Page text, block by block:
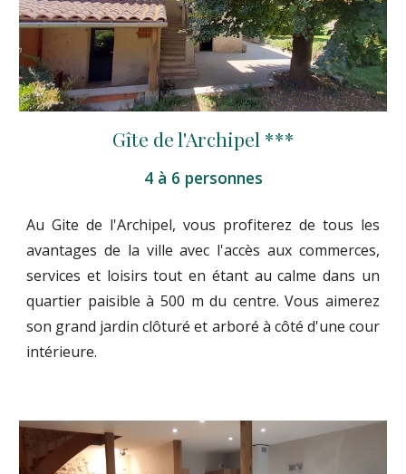
Gîte de l'Archipel ***
4 à 6 personnes
Au Gite de l'Archipel, vous profiterez de tous les
avantages de la ville avec l'accès aux commerces,
services et loisirs tout en étant au calme dans un
quartier paisible à 500 m du centre. Vous aimerez
son grand jardin clôturé et arboré à côté d'une cour
intérieure.